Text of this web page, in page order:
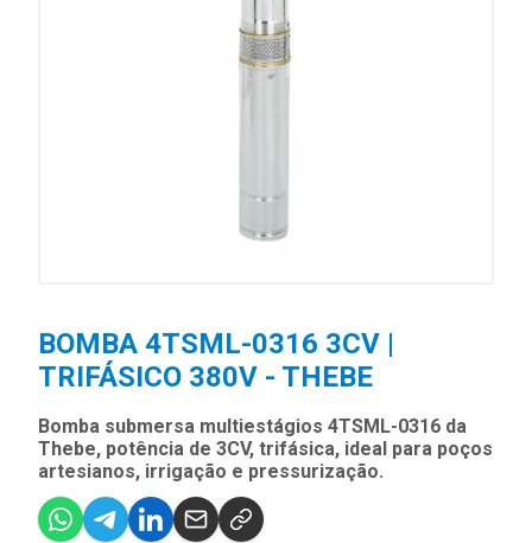
BOMBA 4TSML-0316 3CV |
TRIFÁSICO 380V - THEBE
Bomba submersa multiestágios 4TSML-0316 da
Thebe, potência de 3CV, trifásica, ideal para poços
artesianos, irrigação e pressurização.